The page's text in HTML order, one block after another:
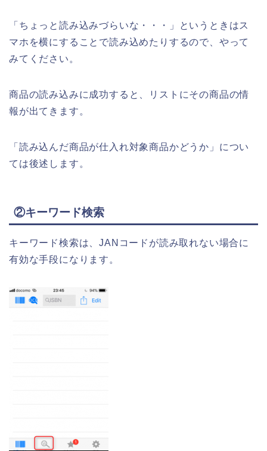
「ちょっと読み込みづらいな・・・」というときはス
マホを横にすることで読み込めたりするので、やって
みてください。
商品の読み込みに成功すると、リストにその商品の情
報が出てきます。
「読み込んだ商品が仕入れ対象商品かどうか」につい
ては後述します。
②キーワード検索
キーワード検索は、JANコードが読み取れない場合に
有効な手段になります。